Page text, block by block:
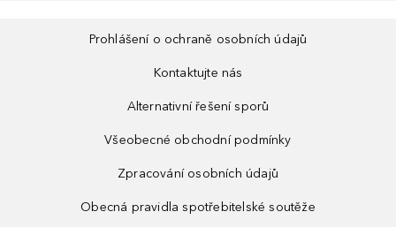
Prohlášení o ochraně osobních údajů
Kontaktujte nás
Alternativní řešení sporů
Všeobecné obchodní podmínky
Zpracování osobních údajů
Obecná pravidla spotřebitelské soutěže